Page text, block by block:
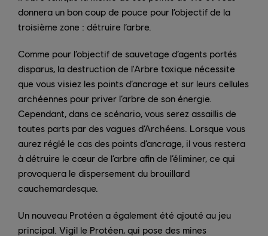
donnera un bon coup de pouce pour l’objectif de la
troisième zone : détruire l’arbre.
Comme pour l’objectif de sauvetage d’agents portés
disparus, la destruction de l'Arbre toxique nécessite
que vous visiez les points d’ancrage et sur leurs cellules
archéennes pour priver l’arbre de son énergie.
Cependant, dans ce scénario, vous serez assaillis de
toutes parts par des vagues d’Archéens. Lorsque vous
aurez réglé le cas des points d’ancrage, il vous restera
à détruire le cœur de l’arbre afin de l’éliminer, ce qui
provoquera le dispersement du brouillard
cauchemardesque.
Un nouveau Protéen a également été ajouté au jeu
principal. Vigil le Protéen, qui pose des mines